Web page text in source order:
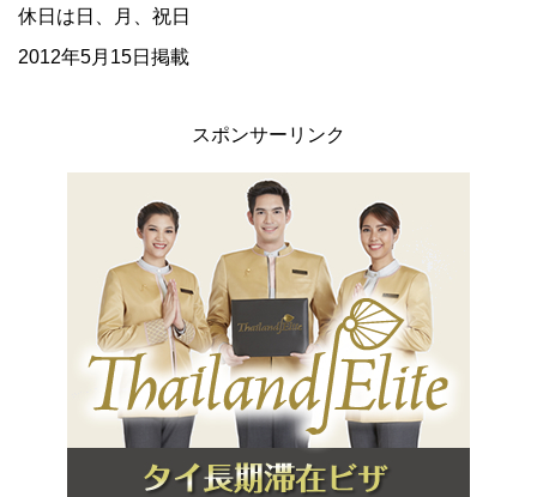
休日は日、月、祝日
2012年5月15日掲載
スポンサーリンク